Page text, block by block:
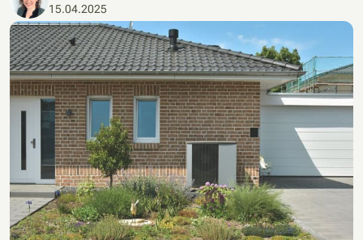
15.04.2025